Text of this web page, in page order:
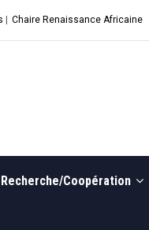
Chaire Renaissance Africaine
Recherche/Coopération